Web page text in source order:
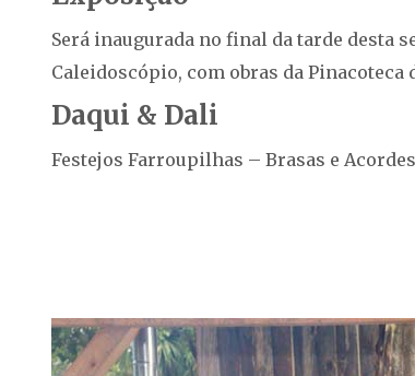
Será inaugurada no final da tarde desta
Caleidoscópio, com obras da
Daqui & Dali
Festejos Farroupilhas – Brasas e Acordes